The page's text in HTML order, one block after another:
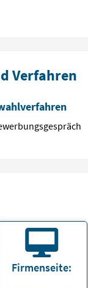
Verfahren
Firmenseite: